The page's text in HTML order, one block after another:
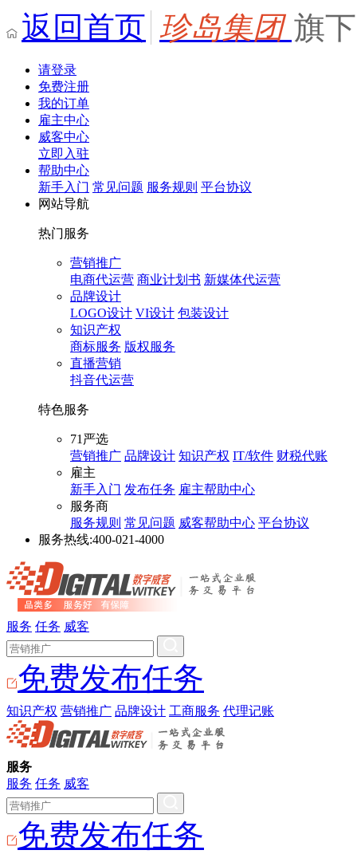
返回首页 珍岛集团 旗
请登录
免费注册
我的订单
雇主中心
威客中心
立即入驻
帮助中心
新手入门 常见问题 服务规则 平台协议
网站导航
热门服务
营销推广
电商代运营 商业计划书 新媒体代运营
品牌设计
LOGO设计 VI设计 包装设计
知识产权
商标服务 版权服务
直播营销
抖音代运营
特色服务
71严选
营销推广 品牌设计 知识产权 IT/软件 财税代账
雇主
新手入门 发布任务 雇主帮助中心
服务商
服务规则 常见问题 威客帮助中心 平台协议
服务热线:400-021-4000
服务 任务 威客
免费发布任务
知识产权 营销推广 品牌设计 工商服务 代理记账
服务
服务 任务 威客
免费发布任务